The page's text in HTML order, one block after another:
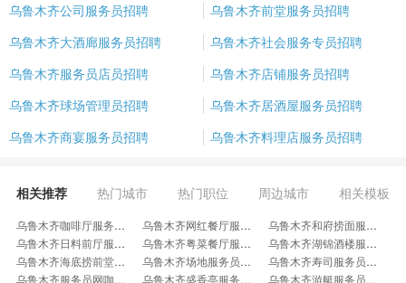
乌鲁木齐公司服务员招聘
乌鲁木齐前堂服务员招聘
乌鲁木齐大酒廊服务员招聘
乌鲁木齐社会服务专员招聘
乌鲁木齐服务员店员招聘
乌鲁木齐店铺服务员招聘
乌鲁木齐球场管理员招聘
乌鲁木齐居酒屋服务员招聘
乌鲁木齐商宴服务员招聘
乌鲁木齐料理店服务员招聘
相关推荐 热门城市 热门职位 周边城市 相关模板
乌鲁木齐咖啡厅服务员招聘 乌鲁木齐网红餐厅服务员招聘
乌鲁木齐和府捞面服务员招聘
乌鲁木齐日料前厅服务员招聘
乌鲁木齐粤菜餐厅服务员招聘
乌鲁木齐湖锦酒楼服务员招聘
乌鲁木齐海底捞前堂服务员招聘
乌鲁木齐场地服务员招聘
乌鲁木齐寿司服务员招聘
乌鲁木齐服务员网咖招聘
乌鲁木齐盛香亭服务员招聘
乌鲁木齐游艇服务员招聘